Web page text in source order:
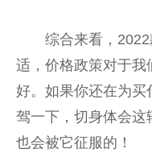
综合来看，
适，价格政策对于我
好。如果你还在为
驾一下，切身体会
也会被它征服的！